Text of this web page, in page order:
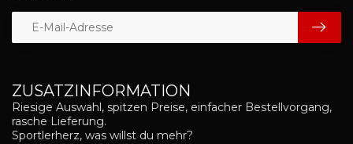
ZUSATZINFORMATION
Riesige Auswahl, spitzen Preise, einfacher Bestellvorgang,
rasche Lieferung.
Sportlerherz, was willst du mehr?